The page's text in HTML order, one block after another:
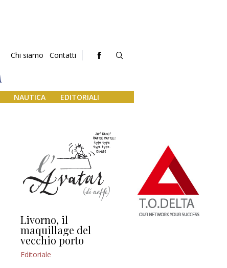
Chi siamo Contatti
NAUTICA EDITORIALI
Livorno, il
maquillage del
vecchio porto
Editoriale
L’uscita di scena di